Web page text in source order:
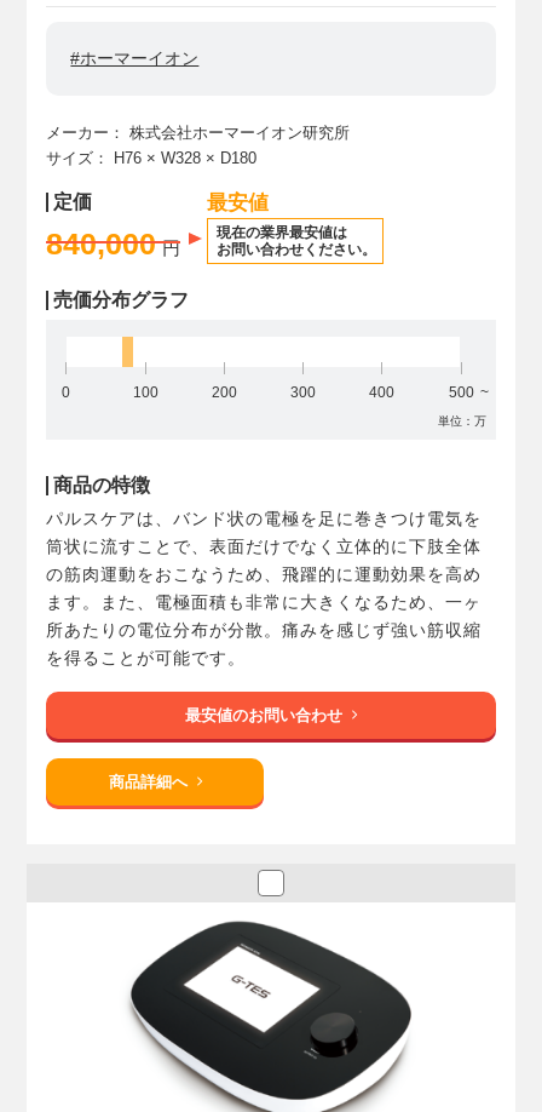
#ホーマーイオン
メーカー：
株式会社ホーマーイオン研究所
サイズ：
H76 × W328 × D180
定価
840,000 円
最安値
現在の業界最安値は
お問い合わせください。
売価分布グラフ
0 100 200 300 400 500
単位：万
商品の特徴
パルスケアは、バンド状の電極を足に巻きつけ電気を
筒状に流すことで、表面だけでなく立体的に下肢全体
の筋肉運動をおこなうため、飛躍的に運動効果を高め
ます。また、電極面積も非常に大きくなるため、一ヶ
所あたりの電位分布が分散。痛みを感じず強い筋収縮
を得ることが可能です。
最安値のお問い合わせ
商品詳細へ